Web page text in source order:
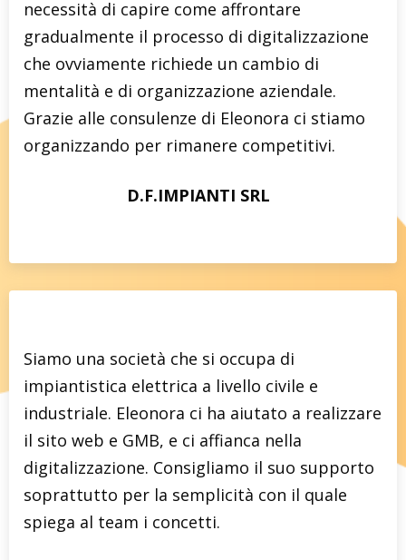
necessità di capire come affrontare
gradualmente il processo di digitalizzazione
che ovviamente richiede un cambio di
mentalità e di organizzazione aziendale.
Grazie alle consulenze di Eleonora ci stiamo
organizzando per rimanere competitivi.
D.F.IMPIANTI SRL
Siamo una società che si occupa di
impiantistica elettrica a livello civile e
industriale. Eleonora ci ha aiutato a realizzare
il sito web e GMB, e ci affianca nella
digitalizzazione. Consigliamo il suo supporto
soprattutto per la semplicità con il quale
spiega al team i concetti.